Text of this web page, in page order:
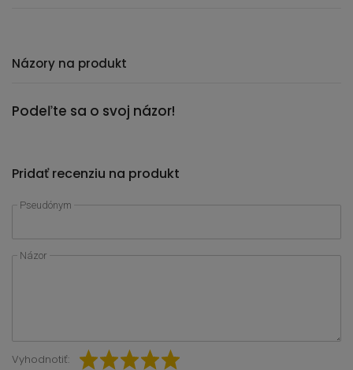
Názory na produkt
Podeľte sa o svoj názor!
Pridať recenziu na produkt
Pseudónym
Názor
Vyhodnotiť: